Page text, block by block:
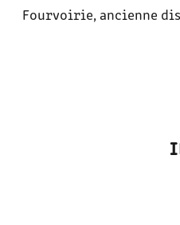
Fourvoirie, ancienne